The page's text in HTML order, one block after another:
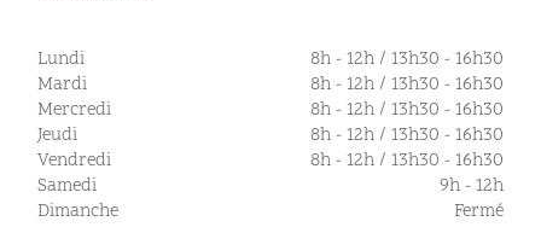
Lundi
8h - 12h / 13h30 - 16h30
Mardi
8h - 12h / 13h30 - 16h30
Mercredi
8h - 12h / 13h30 - 16h30
Jeudi
8h - 12h / 13h30 - 16h30
Vendredi
8h - 12h / 13h30 - 16h30
Samedi
9h - 12h
Dimanche
Fermé